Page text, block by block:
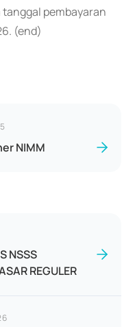
tanggal pembayaran
(end)
NIMM
NSSS
REGULER